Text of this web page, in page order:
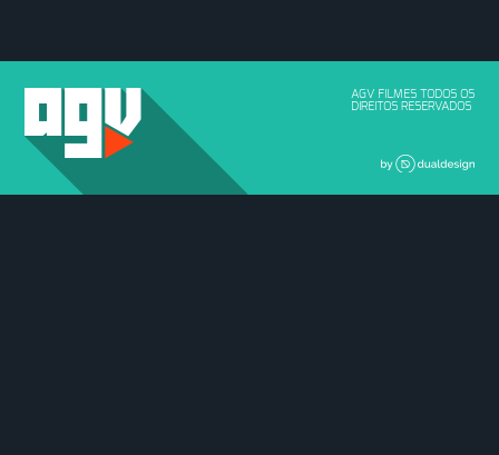
AGV FILMES TODOS OS
DIREITOS RESERVADOS